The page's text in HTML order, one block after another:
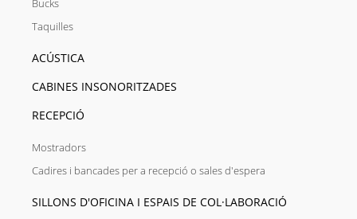
Bucks
Taquilles
ACÚSTICA
CABINES INSONORITZADES
RECEPCIÓ
Mostradors
Cadires i bancades per a recepció o sales d'espera
SILLONS D'OFICINA I ESPAIS DE COL·LABORACIÓ